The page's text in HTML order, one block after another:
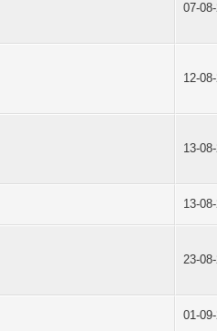
07-
12-
13-
13-
23-
01-